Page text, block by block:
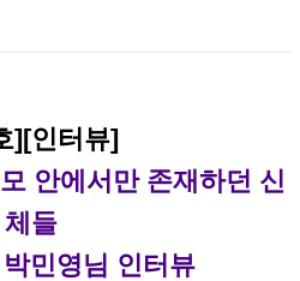
][인터뷰]
안에서만 존재하던 신
체들
민영님 인터뷰